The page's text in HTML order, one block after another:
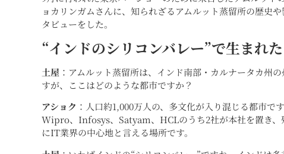
ョカリンガムさんに、知られざるアムルット蒸留所の歴史
タビューをした。
“インドのシリコンバレー”で生まれ
土屋 ：アムルット蒸留所は、インド南部・カルナータカ州
すが、ここはどのような都市ですか？
アショク ：人口約1,000万人の、多文化が入り混じる都市で
Wipro、Infosys、Satyam、HCLのうち2社が本社を置き、
にIT業界の中心地と言える場所です。